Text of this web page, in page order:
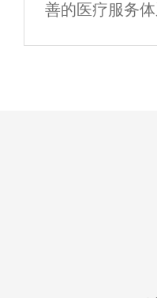
还是急需医疗
务
善的医疗服务
是至关重要的